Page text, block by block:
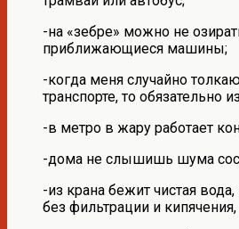
-на «зебре» можно не
приближающиеся машины;
-когда меня случайно
транспорте, то обязательно
-в метро в жару работает
-дома не слышишь шума
-из крана бежит чистая
без фильтрации и кипячения,